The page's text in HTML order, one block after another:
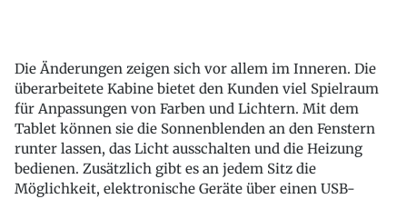
Die Änderungen zeigen sich vor allem im Inneren. Die
überarbeitete Kabine bietet den Kunden viel Spielraum
für Anpassungen von Farben und Lichtern. Mit dem
Tablet können sie die Sonnenblenden an den Fenstern
runter lassen, das Licht ausschalten und die Heizung
bedienen. Zusätzlich gibt es an jedem Sitz die
Möglichkeit, elektronische Geräte über einen USB-